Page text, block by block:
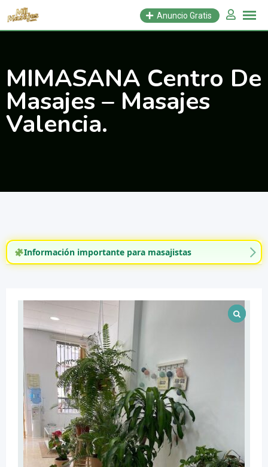
Saltar
Anuncio Gratis
MIMASANA Centro De
Masajes – Masajes
Valencia.
Información importante para masajistas